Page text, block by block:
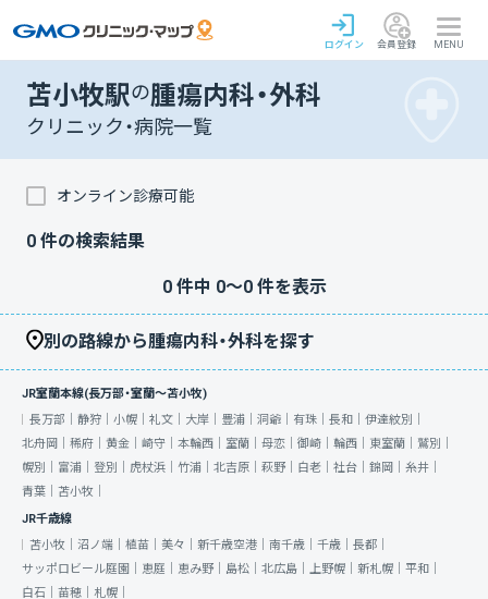
ログイン 会員登録 MENU
苫小牧駅の腫瘍内科・外科
クリニック・病院一覧
オンライン診療可能
0 件の検索結果
0件中 0〜0件を表示
別の路線から腫瘍内科・外科を探す
JR室蘭本線(長万部・室蘭～苫小牧)
長万部｜ 静狩｜ 小幌｜ 礼文｜ 大岸｜ 豊浦｜ 洞爺｜ 有珠｜ 長和｜ 伊達紋別｜
北舟岡｜ 稀府｜ 黄金｜ 崎守｜ 本輪西｜ 室蘭｜ 母恋｜ 御崎｜ 輪西｜ 東室蘭｜ 鷲別｜
幌別｜ 富浦｜ 登別｜ 虎杖浜｜ 竹浦｜ 北吉原｜ 萩野｜ 白老｜ 社台｜ 錦岡｜ 糸井｜
青葉｜ 苫小牧｜
JR千歳線
苫小牧｜ 沼ノ端｜ 植苗｜ 美々｜ 新千歳空港｜ 南千歳｜ 千歳｜ 長都｜
サッポロビール庭園｜ 恵庭｜ 恵み野｜ 島松｜ 北広島｜ 上野幌｜ 新札幌｜ 平和｜
白石｜ 苗穂｜ 札幌｜